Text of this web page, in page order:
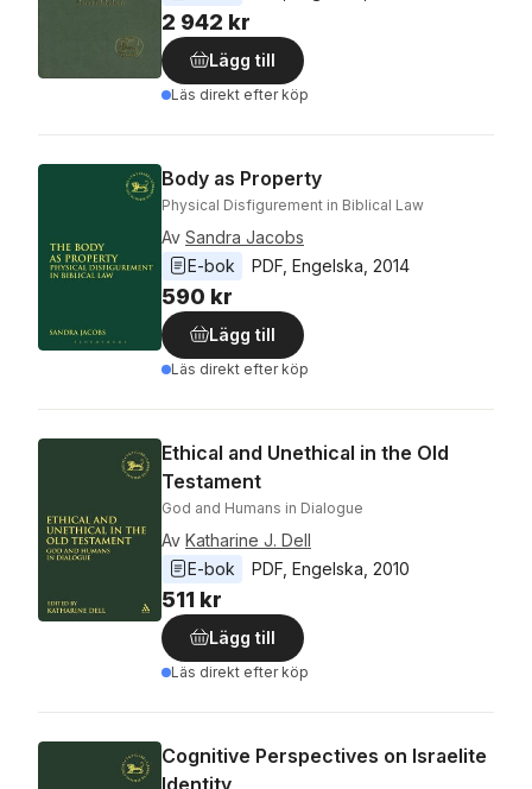
2 942 kr
Lägg till
Läs direkt efter köp
Body as Property
Physical Disfigurement in Biblical Law
Av Sandra Jacobs
E-bok
PDF Engelska 2014
590 kr
Lägg till
Läs direkt efter köp
Ethical and Unethical in the Old
Testament
God and Humans in Dialogue
Av Katharine J. Dell
E-bok
PDF Engelska 2010
511 kr
Lägg till
Läs direkt efter köp
Cognitive Perspectives on Israelite
Identity